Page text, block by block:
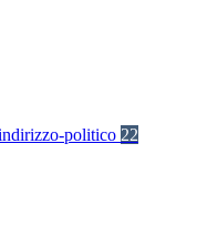
politico 22